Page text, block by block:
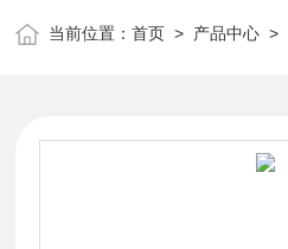
当前位置：首页 > 产品中心 >